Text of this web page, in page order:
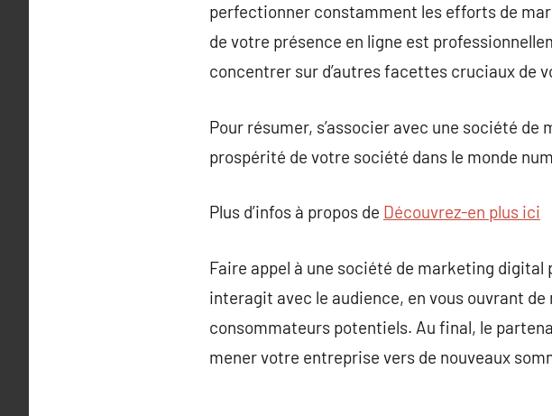
perfectionner constamment les efforts de
de votre présence en ligne est
concentrer sur d’autres facettes cruciaux de
Pour résumer, s’associer avec une société
prospérité de votre société dans le monde
Plus d’infos à propos de Découvrez-en plus ici
Faire appel à une société de marketing
interagit avec le audience, en vous ouvrant
consommateurs potentiels. Au final, le
mener votre entreprise vers de nouveaux